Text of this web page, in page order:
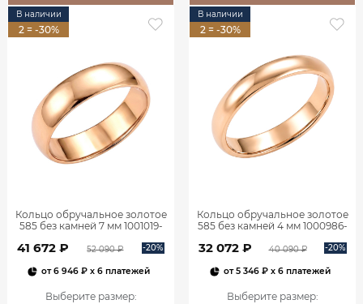
В наличии
2 = -30%
Кольцо обручальное золотое
585 без камней 7 мм 1001019-
41 672 ₽ 52 090 ₽ -20%
от6 946 ₽ x 6 платежей
Выберите размер:
В наличии
2 = -30%
Кольцо обручальное золотое
585 без камней 4 мм 1000986-
32 072 ₽ 40 090 ₽ -20%
от5 346 ₽ x 6 платежей
Выберите размер: